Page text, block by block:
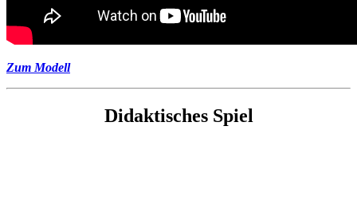
Zum Modell
Didaktisches Spiel